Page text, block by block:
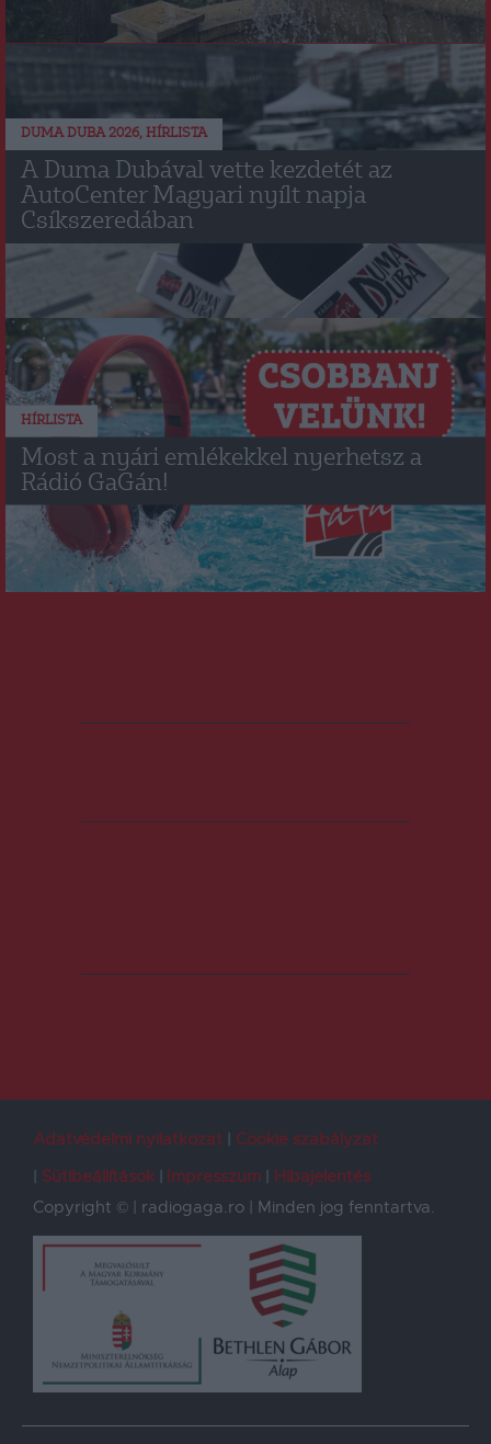
DUMA DUBA 2026,HÍRLISTA
A Duma Dubával vette kezdetét az
AutoCenter Magyari nyílt napja
Csíkszeredában
HÍRLISTA
Most a nyári emlékekkel nyerhetsz a
Rádió GaGán!
Adatvédelmi nyilatkozat
Cookie szabályzat
Sütibeállítások
Impresszum
Hibajelentés
Copyright © | radiogaga.ro | Minden jog fenntartva.